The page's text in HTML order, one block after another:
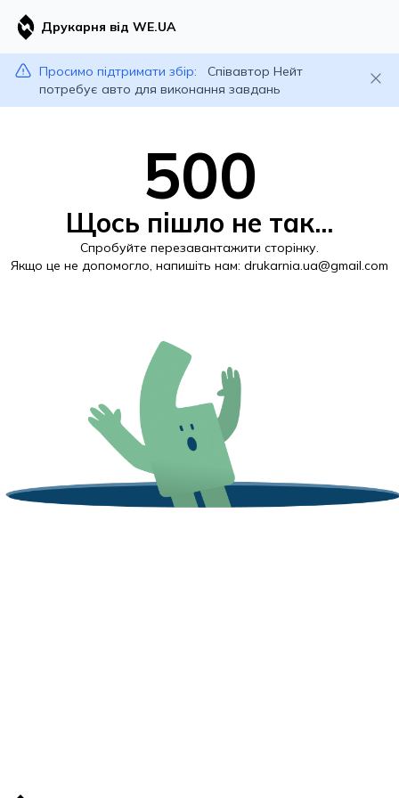
Друкарня від WE.UA
Просимо підтримати збір:
Співавтор Нейт
потребує авто для виконання завдань
500
Щось пішло не так...
Спробуйте перезавантажити сторінку.
Якщо це не допомогло, напишіть нам: drukarnia.ua@gmail.com